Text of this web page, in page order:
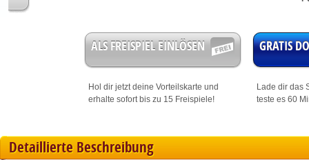
ALS FREISPIEL EINLÖSEN
Hol dir jetzt deine Vorteilskarte und
erhalte sofort bis zu 15 Freispiele!
GRATIS
Lade dir das
teste es 60
Detaillierte Beschreibung